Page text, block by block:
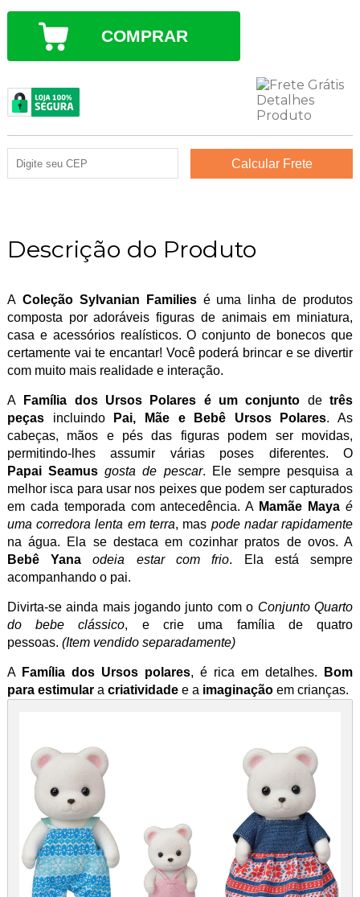
COMPRAR
Descrição do Produto
A Coleção Sylvanian Familiesé uma linha de produtos
composta por adoráveis figuras de animais em miniatura,
casa e acessórios realísticos. O conjunto de bonecos que
certamente vai te encantar! Você poderá brincar e se divertir
com muito mais realidade e interação.
AFamília dos Ursos Polares é um conjunto detrês
peçasincluindo Pai, Mãe e Bebê Ursos Polares. As
cabeças, mãos e pés das figuras podem ser movidas,
permitindo-lhes assumir várias poses diferentes. O
Papai Seamus gosta de pescar. Ele sempre pesquisa a
melhor isca para usar nos peixes que podem ser capturados
em cada temporada com antecedência. A Mamãe Maya é
uma corredora lenta em terra, mas pode nadar rapidamente
na água. Ela se destaca em cozinhar pratos de ovos. A
Bebê Yana
odeia estar com frio. Ela está sempre
acompanhando o pai.
Divirta-se ainda mais jogando junto com o Conjunto Quarto
do bebe clássico, e crie uma família de quatro
pessoas. (Item vendido separadamente)
A Família dos Ursos polares, é rica em detalhes.
Bom
para estimulara criatividadee a imaginaçãoem crianças.